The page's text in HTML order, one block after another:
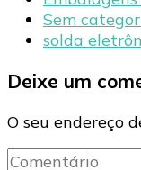
Sem
solda
Deixe um
O seu endereço
Comentário